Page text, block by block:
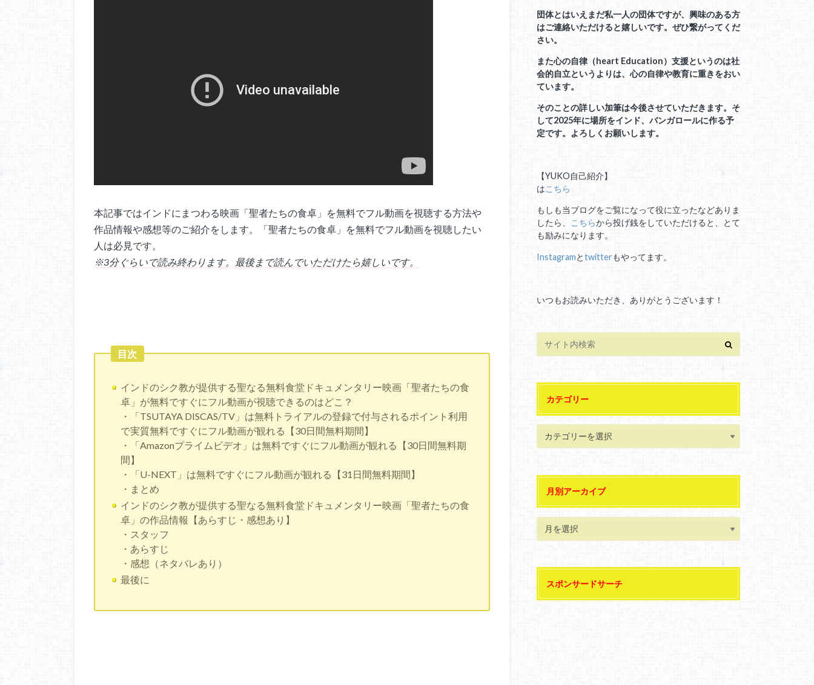
本記事ではインドにまつわる映画「聖者たちの食卓」を無料でフル動画を視聴する方法や
作品情報や感想等のご紹介をします。「聖者たちの食卓」を無料でフル動画を視聴したい
人は必見です。
※3分ぐらいで読み終わります。最後まで読んでいただけたら嬉しいです。
目次
インドのシク教が提供する聖なる無料食堂ドキュメンタリー映画「聖者たちの食
卓」が無料ですぐにフル動画が視聴できるのはどこ？
・「TSUTAYA DISCAS/TV」は無料トライアルの登録で付与されるポイント利用
で実質無料ですぐにフル動画が観れる【30日間無料期間】
・「Amazonプライムビデオ」は無料ですぐにフル動画が観れる【30日間無料期
間】
・「U-NEXT」は無料ですぐにフル動画が観れる【31日間無料期間】
・まとめ
インドのシク教が提供する聖なる無料食堂ドキュメンタリー映画「聖者たちの食
卓」の作品情報【あらすじ・感想あり】
・スタッフ
・あらすじ
・感想（ネタバレあり）
最後に
団体とはいえまだ私一人の団体ですが、興味のある方
はご連絡いただけると嬉しいです。ぜひ繋がってくだ
さい。
また心の自律（heart Education）支援というのは社
会的自立というよりは、心の自律や教育に重きをおい
ています。
そのことの詳しい加筆は今後させていただきます。そ
して2025年に場所をインド、バンガロールに作る予
定です。よろしくお願いします。
【YUKO自己紹介】
はこちら
もしも当ブログをご覧になって役に立ったなどありま
したら、 こちらから投げ銭をしていただけると、とて
も励みになります。
Instagramとtwitterもやってます。
いつもお読みいただき、ありがとうございます！
カテゴリー
月別アーカイブ
スポンサードサーチ